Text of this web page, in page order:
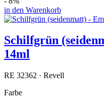
in den Warenkorb
Schilfgrün
14ml
RE 32362 · Revell
Farbe